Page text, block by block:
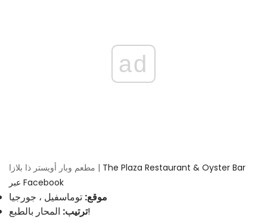
ad
مطعم وبار أويستر ذا بلازا | The Plaza Restaurant & Oyster Bar
عبر Facebook
موقع: توماسفيل ، جورجيا
ترتيب:المحار بالطبع!